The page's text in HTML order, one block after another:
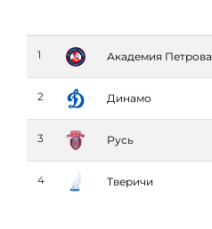
1 Академия Петровa
2 Динамо
3 Русь
4 Тверичи